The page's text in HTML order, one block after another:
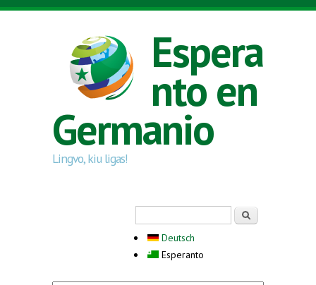
Skip to main content
Espera
nto en
Germanio
Lingvo, kiu ligas!
Deutsch
Esperanto